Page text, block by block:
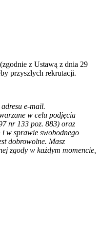
z Ustawą z dnia 29
przyszłych rekrutacji.
e-mail.
w celu podjęcia
nr 133 poz. 883) oraz
w sprawie swobodnego
dobrowolne. Masz
zgody w każdym momencie,